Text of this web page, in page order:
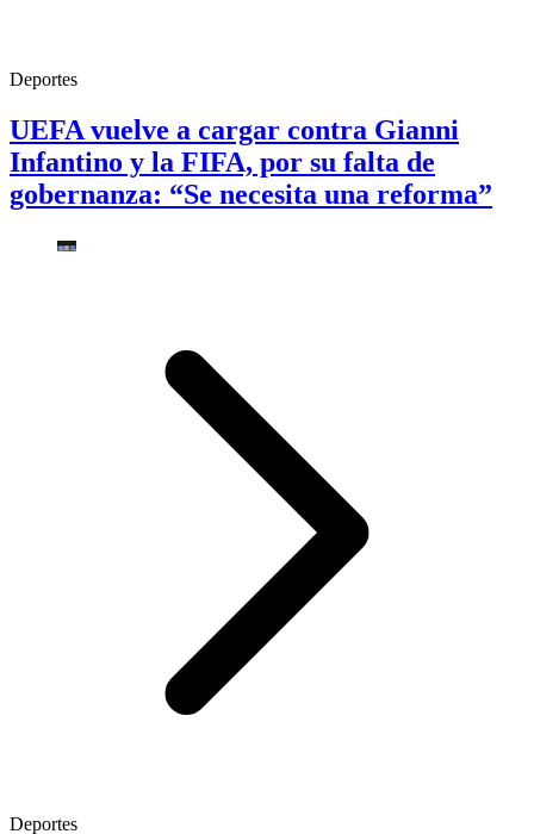
Deportes
UEFA vuelve a cargar contra Gianni
Infantino y la FIFA, por su falta de
gobernanza: “Se necesita una reforma”
Deportes